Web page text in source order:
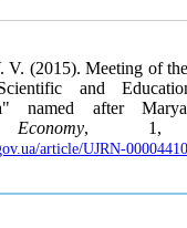
V. (2015). Meeting of
and
named after
, 1,
article/UJRN-